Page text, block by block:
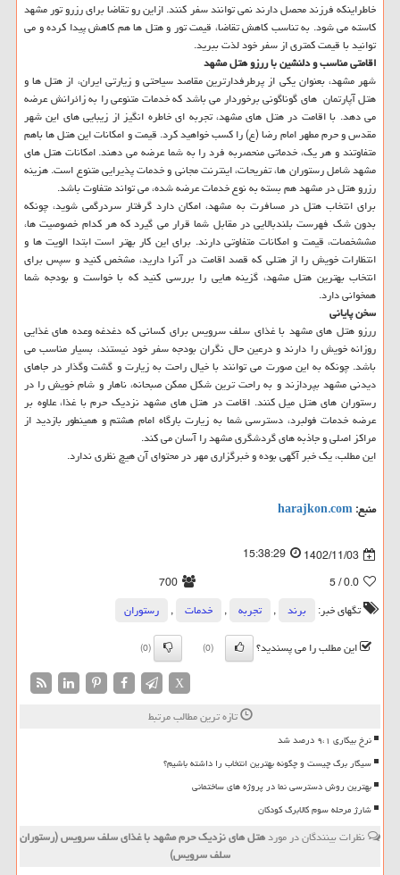
خاطراینکه فرزند محصل دارند نمی توانند سفر کنند. ازاین رو تقاضا برای رزرو تور مشهد
کاسته می شود. به تناسب کاهش تقاضا، قیمت تور و هتل ها هم کاهش پیدا کرده و می
توانید با قیمت کمتری از سفر خود لذت ببرید.
اقامتی مناسب و دلنشین با ررزو هتل مشهد
شهر مشهد، بعنوان یکی از پرطرفدارترین مقاصد سیاحتی و زیارتی ایران، از هتل ها و
هتل آپارتمان ‎ های گوناگونی برخوردار می باشد که خدمات متنوعی را به زائرانش عرضه
می دهد. با اقامت در هتل های مشهد، تجربه ای خاطره انگیز از زیبایی های این شهر
مقدس و حرم مطهر امام رضا (ع) را کسب خواهید کرد. قیمت و امکانات این هتل ها باهم
متفاوتند و هر یک، خدماتی منحصربه فرد را به شما عرضه می دهند. امکانات هتل های
مشهد شامل رستوران ها، تفریحات، اینترنت مجانی و خدمات پذیرایی متنوع است. هزینه
رزرو هتل در مشهد هم بسته به نوع خدمات عرضه شده، می تواند متفاوت باشد.
برای انتخاب هتل در مسافرت به مشهد، امکان دارد گرفتار سردرگمی شوید، چونکه
بدون شک فهرست بلندبالایی در مقابل شما قرار می گیرد که هر کدام خصوصیت ها،
مششخصات، قیمت و امکانات متفاوتی دارند. برای این کار بهتر است ابتدا الویت ها و
انتظارات خویش را از هتلی که قصد اقامت در آنرا دارید، مشخص کنید و سپس برای
انتخاب بهترین هتل مشهد، گزینه هایی را بررسی کنید که با خواست و بودجه شما
همخوانی دارد.
سخن پایانی
ررزو هتل های مشهد با غذای سلف سرویس برای کسانی که دغدغه وعده های غذایی
روزانه خویش را دارند و درعین حال نگران بودجه سفر خود نیستند، بسیار مناسب می
باشد. چونکه به این صورت می توانند با خیال راحت به زیارت و گشت وگذار در جاهای
دیدنی مشهد بپردازند و به راحت ترین شکل ممکن صبحانه، ناهار و شام خویش را در
رستوران های هتل میل کنند. اقامت در هتل های مشهد نزدیک حرم با غذا، علاوه بر
عرضه خدمات فولبرد، دسترسی شما به زیارت بارگاه امام هشتم و همینطور بازدید از
مراکز اصلی و جاذبه های گردشگری مشهد را آسان می کند.
این مطلب، یک خبر آگهی بوده و خبرگزاری مهر در محتوای آن هیچ نظری ندارد.
منبع:harajkon.com
1402/11/03
15:38:29
0.0
/ 5
700
تگهای خبر:
برند , تجربه , خدمات ,
رستوران
این مطلب را می پسندید؟
(0)
(0)
X
تازه ترین مطالب مرتبط
نرخ بیکاری ۹،۱ درصد شد
سیگار برگ چیست و چگونه بهترین انتخاب را داشته باشیم؟
بهترین روش دسترسی نما در پروژه های ساختمانی
شارژ مرحله سوم کالابرگ کودکان
نظرات بینندگان در موردهتل های نزدیک حرم مشهد با غذای سلف سرویس (رستوران
سلف سرویس)